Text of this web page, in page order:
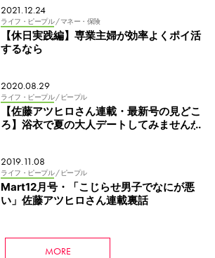
2021.12.24
ライフ・ピープル / マネー・保険
【休日実践編】専業主婦が効率よくポイ活
するなら
2020.08.29
ライフ・ピープル / ピープル
【佐藤アツヒロさん連載・最新号の見どこ
ろ】浴衣で夏の大人デートしてみませんか
2019.11.08
ライフ・ピープル / ピープル
Mart12月号・「こじらせ男子でなにが悪
い」佐藤アツヒロさん連載裏話
MORE